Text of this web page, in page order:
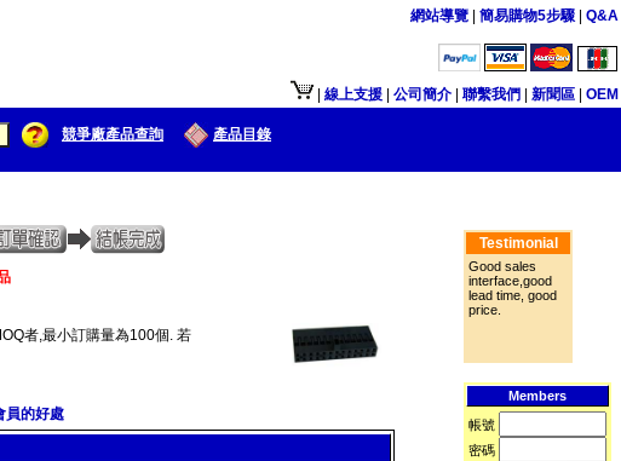
简体版接口供大陆地区客户使用.
網站導覽 簡易購物5步驟 Q&A
線上支援 公司簡介 聯繫我們 新聞區 OEM
競爭廠產品查詢 產品目錄
者,最小訂購量為100個. 若
員的好處
Testimonial
Good sales
interface,good
lead time, good
price.
Members
帳號
密碼